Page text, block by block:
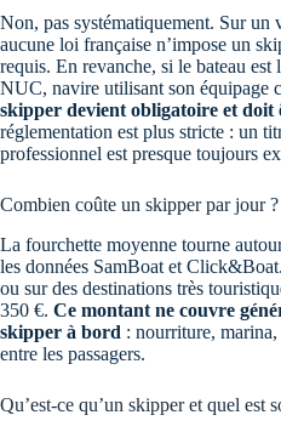
Non, pas systématiquement. Sur un
aucune loi française n’impose un
requis. En revanche, si le bateau
NUC, navire utilisant son équipage
skipper devient obligatoire et doit
réglementation est plus stricte : un
professionnel est presque toujours
Combien coûte un skipper par jour ?
La fourchette moyenne tourne
les données SamBoat et
ou sur des destinations très
350 €. Ce montant ne couvre
skipper à bord : nourriture,
entre les passagers.
Qu’est-ce qu’un skipper et quel est